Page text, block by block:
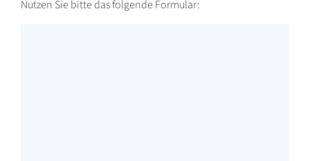
Nutzen Sie bitte das folgende Formular: